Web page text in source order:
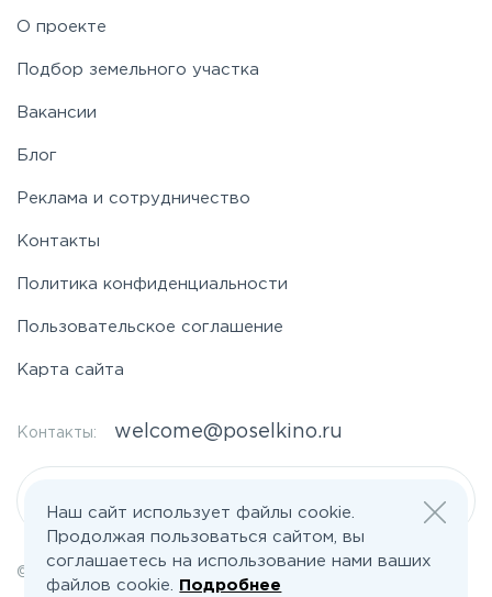
Таракановское
Щелковское
О проекте
Подбор земельного участка
Вакансии
Блог
Реклама и сотрудничество
Контакты
Политика конфиденциальности
Пользовательское соглашение
Карта сайта
Контакты: welcome@poselkino.ru
© 2026 Все права защищены | poselkino.ru
ИП Маслов Дмитрий Валерьевич
Наш сайт использует файлы cookie.
Продолжая пользоваться сайтом, вы
соглашаетесь на использование нами ваших
файлов cookie.
Подробнее